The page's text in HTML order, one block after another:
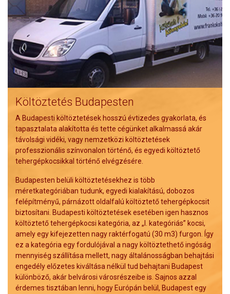
Költöztetés Budapesten
A Budapesti költöztetések hosszú évtizedes gyakorlata, és
tapasztalata alakította és tette cégünket alkalmassá akár
távolsági vidéki, vagy nemzetközi költöztetések
professzionális színvonalon történő, és egyedi költöztető
tehergépkocsikkal történő elvégzésére.
Budapesten belüli költöztetésekhez is több
méretkategóriában tudunk, egyedi kialakítású, dobozos
felépítményű, párnázott oldalfalú költöztető tehergépkocsit
biztosítani. Budapesti költöztetések esetében igen hasznos
költöztető tehergépkocsi kategória, az „I. kategóriás” kocsi,
amely egy kifejezetten nagy raktérfogatú (30 m3) furgon. Így
ez a kategória egy fordulójával a nagy költöztethető ingóság
mennyiség szállítása mellett, nagy általánosságban behajtási
engedély előzetes kiváltása nélkül tud behajtani Budapest
különböző, akár belvárosi városrészeibe is. Sajnos azzal
érdemes tisztában lenni, hogy Európán belül, Budapest egy